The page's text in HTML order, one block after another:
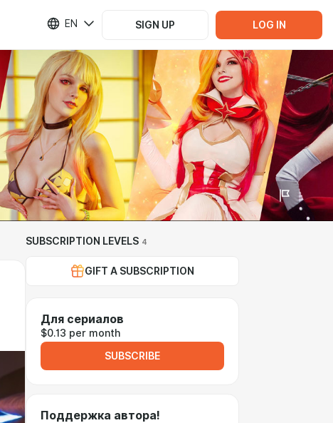
EN SIGN UP LOG IN
SUBSCRIPTION LEVELS 4
GIFT A SUBSCRIPTION
Для сериалов
$0.13 per month
SUBSCRIBE
Поддержка автора!